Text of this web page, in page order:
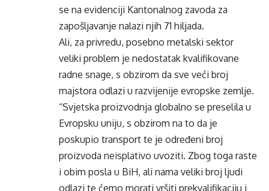
se na evidenciji Kantonalnog zavoda za
zapošljavanje nalazi njih 71 hiljada.
Ali, za privredu, posebno metalski sektor
veliki problem je nedostatak kvalifikovane
radne snage, s obzirom da sve veći broj
majstora odlazi u razvijenije evropske zemlje.
“Svjetska proizvodnja globalno se preselila u
Evropsku uniju, s obzirom na to da je
poskupio transport te je određeni broj
proizvoda neisplativo uvoziti. Zbog toga raste
i obim posla u BiH, ali nama veliki broj ljudi
odlazi te ćemo morati vršiti prekvalifikaciju i